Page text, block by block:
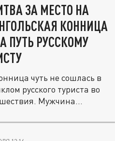
ЗА МЕСТО НА
КОННИЦА
ПУТЬ РУССКОМУ
чуть не сошлась в
русского туриста во
Мужчина...